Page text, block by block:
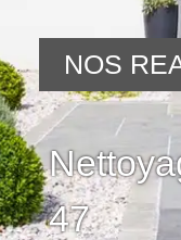
47
NOS